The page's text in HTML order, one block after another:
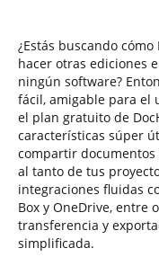
¿Estás buscando
hacer otras ediciones
ningún software?
fácil, amigable para el
el plan gratuito de
características súper
compartir
al tanto de tus
integraciones fluidas
Box y OneDrive, entre
transferencia y
simplificada.